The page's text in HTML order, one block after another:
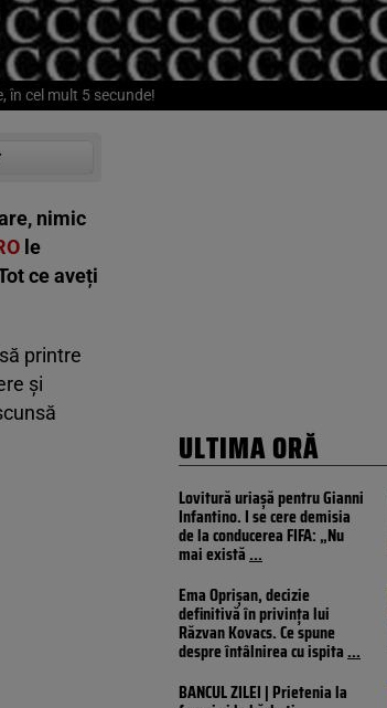
în cel mult 5 secunde!
nimic
le
ce aveți
printre
și
ULTIMA ORĂ
Lovitură uriașă pentru Gianni
Infantino. I se cere demisia
de la conducerea FIFA: „Nu
mai există...
Ema Oprișan, decizie
definitivă în privința lui
Răzvan Kovacs. Ce spune
despre întâlnirea cu ispita...
BANCUL ZILEI | Prietenia la